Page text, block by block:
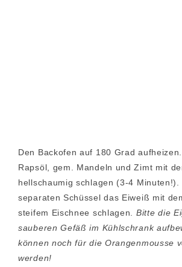
Den Backofen auf 180 Grad
Rapsöl, gem. Mandeln und Zimt mit
hellschaumig schlagen (3-4
separaten Schüssel das Eiweiß mit
steifem Eischnee schlagen. Bitte die
sauberen Gefäß im Kühlschrank
können noch für die Orangenmousse
werden!